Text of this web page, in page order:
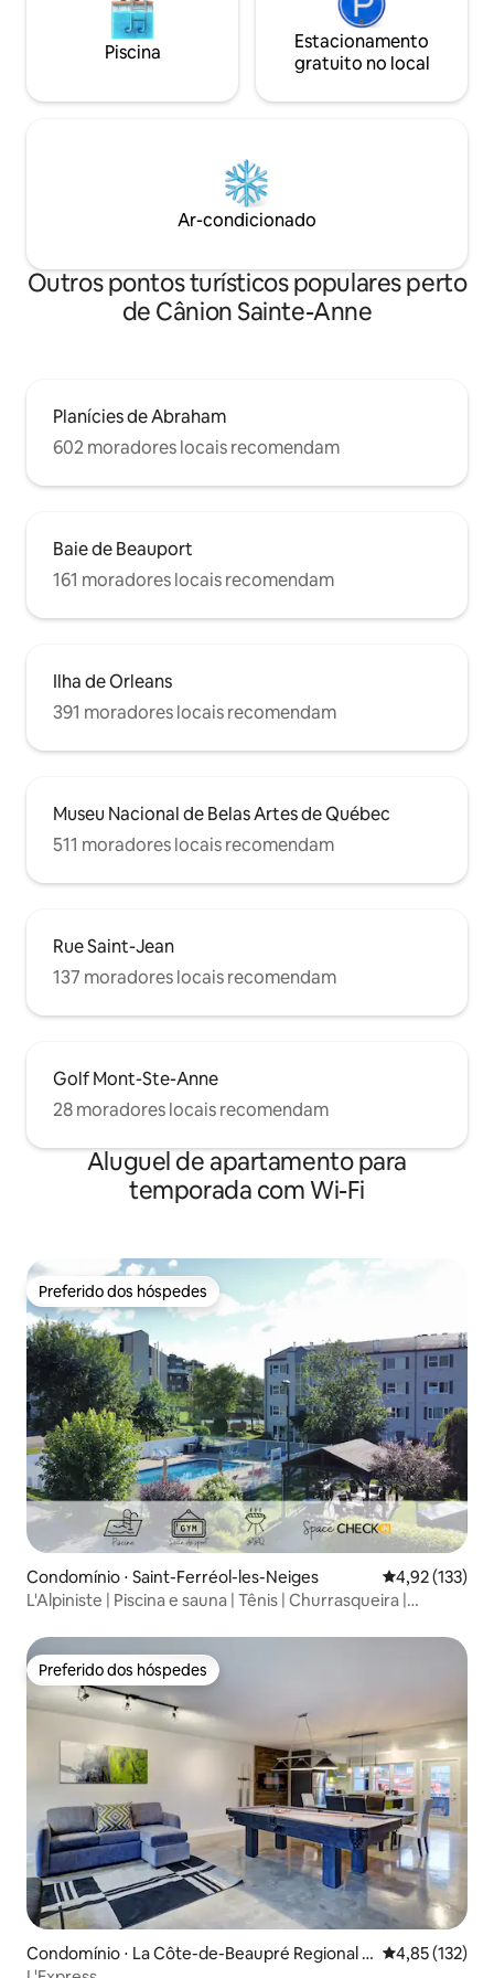
Piscina
Estacionamento
gratuito no local
Ar-condicionado
Outros pontos turísticos populares perto
de Cânion Sainte-Anne
Planícies de Abraham
602 moradores locais recomendam
Baie de Beauport
161 moradores locais recomendam
Ilha de Orleans
391 moradores locais recomendam
Museu Nacional de Belas Artes de Québec
511 moradores locais recomendam
Rue Saint-Jean
137 moradores locais recomendam
Golf Mont-Ste-Anne
28 moradores locais recomendam
Aluguel de apartamento para
temporada com Wi-Fi
Preferido dos hóspedes
Preferido dos hóspedes
Condomínio ⋅ Saint-Ferréol-les-Neiges 4,92 de uma
4,92 (133)
L'Alpiniste | Piscina e sauna | Tênis | Churrasqueira |
Preferido dos hóspedes
Preferido dos hóspedes
Condomínio ⋅ La Côte-de-Beaupré Regional C 4,85 de uma
4,85 (132)